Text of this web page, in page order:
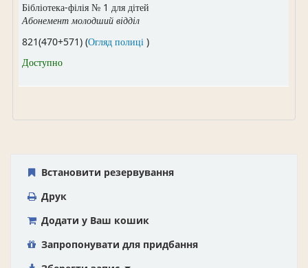
Бібліотека-філія № 1 для дітей
Абонемент молодший відділ
821(470+571) (Огляд полиці(Відкривається нижче)
)
Доступно
Встановити резервування
Друк
Додати у Ваш кошик
Запропонувати для придбання